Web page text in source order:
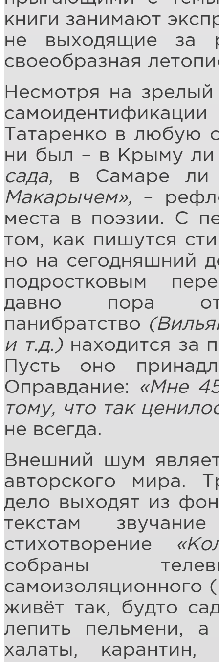
книги занимают
не выходящие за
своеобразная
Несмотря на
Татаренко в любую
ни был – в Крыму
сада, в Самаре ли
Макарычем», –
места в поэзии. С
том, как пишутся
но на сегодняшний
подростковым
давно пора
панибратство
и т.д.) находится за
Пусть оно
Оправдание:
«Мне
тому, что так
не всегда.
Внешний шум
авторского мира.
дело выходят из
текстам
стихотворение
собраны
самоизоляционного
живёт так, будто
лепить пельмени,
халаты,